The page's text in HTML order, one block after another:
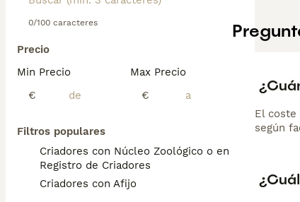
0/100 caracteres
Precio
Min Precio
€
Max Precio
€
Filtros populares
Criadores con Núcleo Zoológico o en el
Registro de Criadores
Criadores con Afijo
El coste
según